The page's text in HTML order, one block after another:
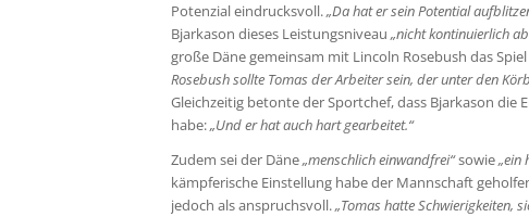
Potenzial eindrucksvoll.„Da hat er sein Potential
Bjarkason dieses Leistungsniveau „nicht kontinuierlich
große Däne gemeinsam mit Lincoln Rosebush das
Rosebush sollte Tomas der Arbeiter sein, der unter den
Gleichzeitig betonte der Sportchef, dass Bjarkason
habe:„Und er hat auch hart gearbeitet.“
Zudem sei der Däne„menschlich einwandfrei“sowie„ein
kämpferische Einstellung habe der Mannschaft
jedoch als anspruchsvoll.„Tomas hatte Schwierigkeiten,